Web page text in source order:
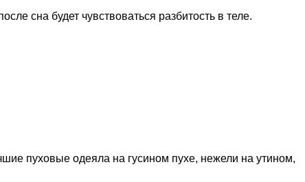
сна будет чувствоваться разбитость в теле.
пуховые одеяла на гусином пухе, нежели на утином,